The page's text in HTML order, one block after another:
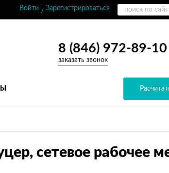
Войти / Зарегистрироваться
8 (846) 972-89-10
заказать звонок
сетевое рабочее